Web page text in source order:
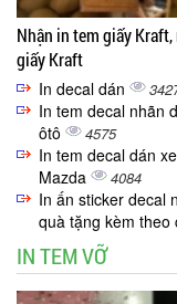
Nhận in tem giấy
giấy Kraft
In decal dán
In tem decal nhãn
ôtô
4575
In tem decal dán
Mazda
4084
In ấn sticker decal
quà tặng kèm theo
IN TEM VỠ